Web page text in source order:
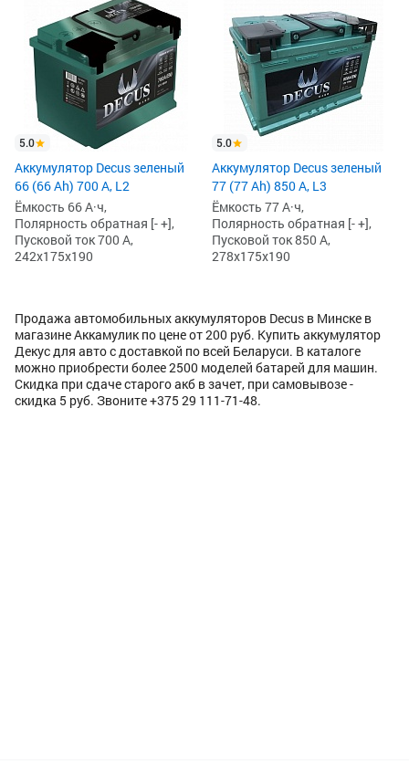
5.0
Аккумулятор Decus зеленый
66 (66 Ah) 700 А, L2
Ёмкость 66 А·ч,
Полярность обратная [- +],
Пусковой ток 700 А,
242x175x190
5.0
Аккумулятор Decus зеленый
77 (77 Ah) 850 А, L3
Ёмкость 77 А·ч,
Полярность обратная [- +],
Пусковой ток 850 А,
278x175x190
Продажа автомобильных аккумуляторов Decus в Минске в
магазине Аккамулик по цене от 200 руб. Купить аккумулятор
Декус для авто с доставкой по всей Беларуси. В каталоге
можно приобрести более 2500 моделей батарей для машин.
Скидка при сдаче старого акб в зачет, при самовывозе -
скидка 5 руб. Звоните +375 29 111-71-48.